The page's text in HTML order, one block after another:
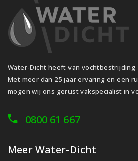
Water-Dicht heeft van vochtbestrijding
Met meer dan 25 jaar ervaring en een
mogen wij ons gerust vakspecialist in
0800 61 667
Meer Water-Dicht